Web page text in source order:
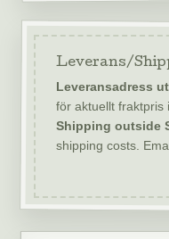
Leverans/
Leveransadress
för aktuellt fraktpris
Shipping outside
shipping costs.